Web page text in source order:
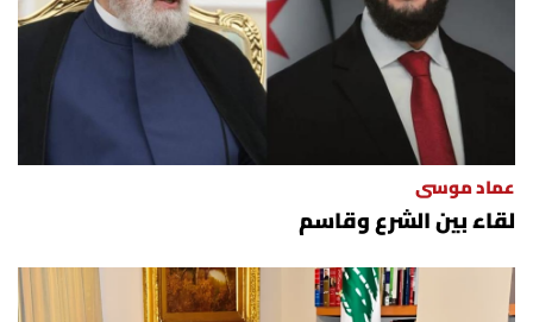
عماد موسى
لقاء بين الشرع وقاسم